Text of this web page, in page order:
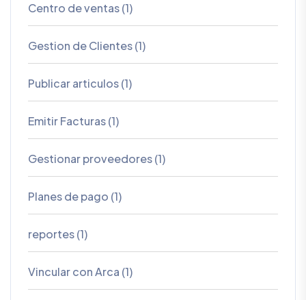
Centro de ventas (1)
Gestion de Clientes (1)
Publicar articulos (1)
Emitir Facturas (1)
Gestionar proveedores (1)
Planes de pago (1)
reportes (1)
Vincular con Arca (1)